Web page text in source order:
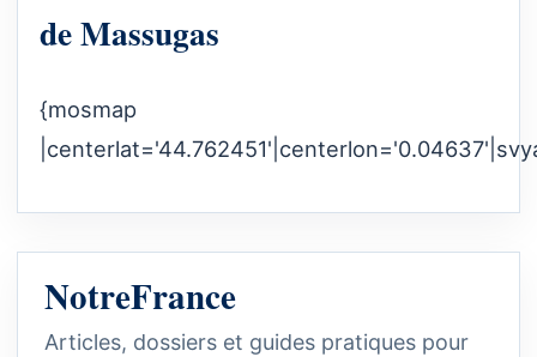
de Massugas
{mosmap
NotreFrance
Articles, dossiers et guides pratiques pour